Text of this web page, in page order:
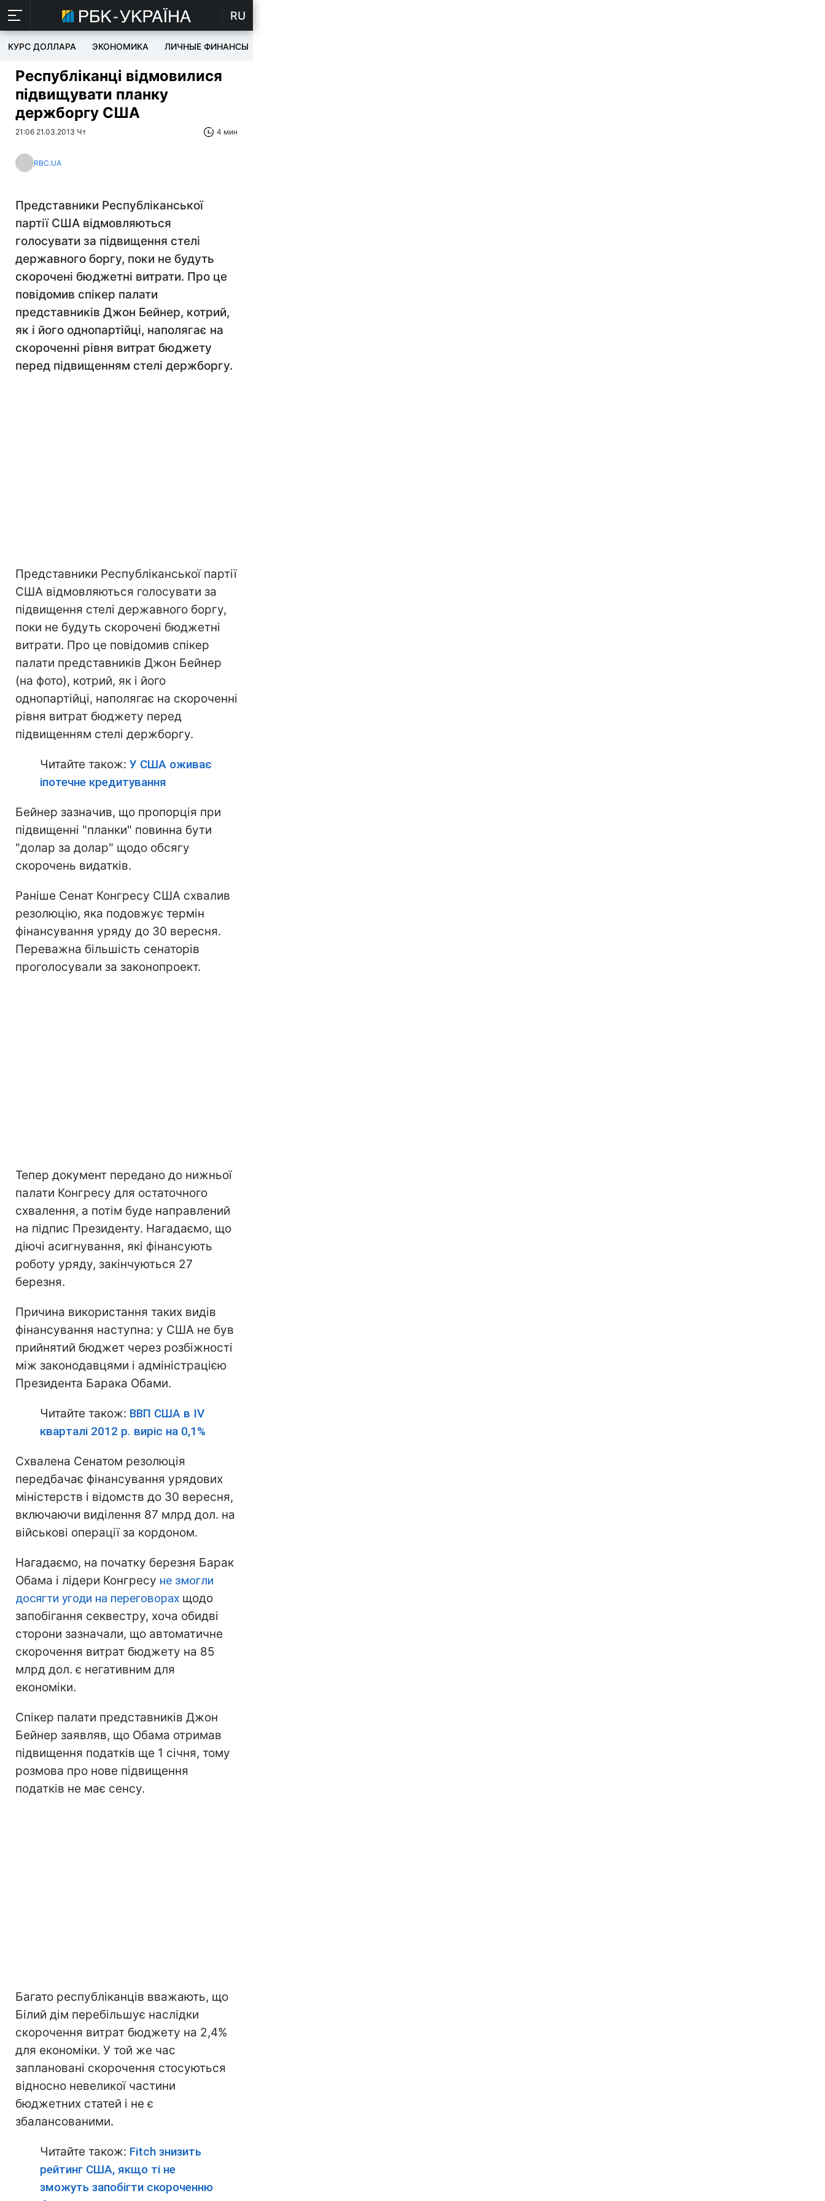
RU
КУРС ДОЛЛАРА ЭКОНОМИКА ЛИЧНЫЕ ФИНАНСЫ
Республіканці відмовилися
підвищувати планку
держборгу США
21:06 21.03.2013 Чт 4 мин
RBC.UA
Представники Республіканської
партії США відмовляються
голосувати за підвищення стелі
державного боргу, поки не будуть
скорочені бюджетні витрати. Про це
повідомив спікер палати
представників Джон Бейнер, котрий,
як і його однопартійці, наполягає на
скороченні рівня витрат бюджету
перед підвищенням стелі держборгу.
Представники Республіканської партії
США відмовляються голосувати за
підвищення стелі державного боргу,
поки не будуть скорочені бюджетні
витрати. Про це повідомив спікер
палати представників Джон Бейнер
(на фото), котрий, як і його
однопартійці, наполягає на скороченні
рівня витрат бюджету перед
підвищенням стелі держборгу.
Читайте також: У США оживає
іпотечне кредитування
Бейнер зазначив, що пропорція при
підвищенні "планки" повинна бути
"долар за долар" щодо обсягу
скорочень видатків.
Раніше Сенат Конгресу США схвалив
резолюцію, яка подовжує термін
фінансування уряду до 30 вересня.
Переважна більшість сенаторів
проголосували за законопроект.
Тепер документ передано до нижньої
палати Конгресу для остаточного
схвалення, а потім буде направлений
на підпис Президенту. Нагадаємо, що
діючі асигнування, які фінансують
роботу уряду, закінчуються 27
березня.
Причина використання таких видів
фінансування наступна: у США не був
прийнятий бюджет через розбіжності
між законодавцями і адміністрацією
Президента Барака Обами.
Читайте також: ВВП США в IV
кварталі 2012 р. виріс на 0,1%
Схвалена Сенатом резолюція
передбачає фінансування урядових
міністерств і відомств до 30 вересня,
включаючи виділення 87 млрд дол. на
військові операції за кордоном.
Нагадаємо, на початку березня Барак
Обама і лідери Конгресу не змогли
досягти угоди на переговорах щодо
запобігання секвестру, хоча обидві
сторони зазначали, що автоматичне
скорочення витрат бюджету на 85
млрд дол. є негативним для
економіки.
Спікер палати представників Джон
Бейнер заявляв, що Обама отримав
підвищення податків ще 1 січня, тому
розмова про нове підвищення
податків не має сенсу.
Багато республіканців вважають, що
Білий дім перебільшує наслідки
скорочення витрат бюджету на 2,4%
для економіки. У той же час
заплановані скорочення стосуються
відносно невеликої частини
бюджетних статей і не є
збалансованими.
Читайте також: Fitch знизить
рейтинг США, якщо ті не
зможуть запобігти скороченню